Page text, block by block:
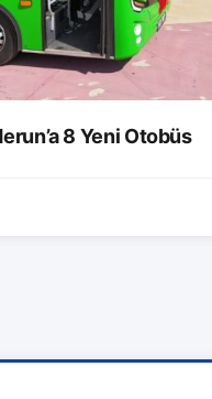
8 Yeni Otobüs